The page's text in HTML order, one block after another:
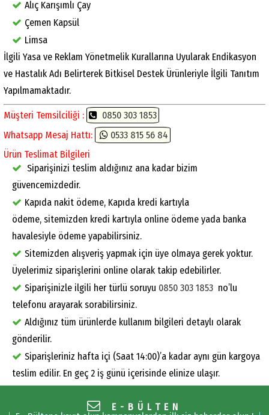
Alıç Karışımlı Çay
Çemen Kapsül
Limsa
İlgili Yasa ve Reklam Yönetmelik Kurallarına Uyularak Endikasyon
ve Hastalık Adı Belirterek Bitkisel Destek Ürünleriyle İlgili Tanıtım
Yapılmamaktadır.
Müşteri Temsilciliği :
0850 303 1853
Whatsapp Mesaj Hattı:
0533 815 56 84
Ürün Teslimat Bilgileri
Siparişinizi teslim aldığınız ana kadar bizim
güvencemizdedir.
Kapıda nakit ödeme, Kapıda kredi kartıyla
ödeme, sitemizden kredi kartıyla online ödeme yada banka
havalesiyle ödeme yapabilirsiniz.
Sitemizden alışveriş yapmak için üye olmaya gerek yoktur.
Üyelerimiz siparişlerini online olarak takip edebilirler.
Siparişinizle ilgili her türlü soruyu 0850 303 1853 no’lu
telefonu arayarak sorabilirsiniz.
Aldığınız tüm ürünlerde kullanım bilgileri detaylı olarak
gönderilir.
Siparişleriniz hafta içi (Saat 14:00)’a kadar aynı gün kargoya
teslim edilir. En geç 2 iş günü içerisinde elinize ulaşır.
E-BÜLTEN